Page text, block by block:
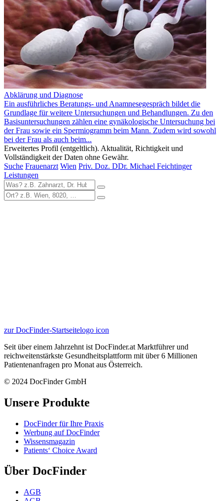
Abklärung und Diagnose
Ein ausführliches Beratungs- und Anamnesegespräch bildet die
Grundlage für weitere Untersuchungen und Behandlungen. Zu den
Basisuntersuchungen zählen eine gynäkologische Untersuchung bei
der Frau sowie ein Spermiogramm beim Mann. Zudem wird sowohl
bei der Frau als auch beim...
Erweitertes Profil (entgeltlich). Aktualität, Richtigkeit und
Vollständigkeit der Daten ohne Gewähr.
Suche Frauenarzt Wien Priv. Doz. DDr. Michael Feichtinger
Leistungen
zur DocFinder-Startseitelogo icon
Seit über einem Jahrzehnt ist DocFinder.at Marktführer und
reichweitenstärkste Gesundheitsplattform mit über 6 Millionen
Patientenanfragen pro Monat aus Österreich.
© 2024 DocFinder GmbH
Unsere Produkte
DocFinder für Ihre Praxis
Werbung auf DocFinder
Wissensmagazin
Patients‘ Choice Award
Über DocFinder
AGB